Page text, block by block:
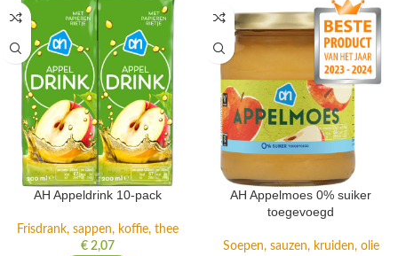
AH Appeldrink 10-pack
Frisdrank, sappen, koffie, thee
€2,07
AH Appelmoes 0% suiker
toegevoegd
Soepen, sauzen, kruiden, olie